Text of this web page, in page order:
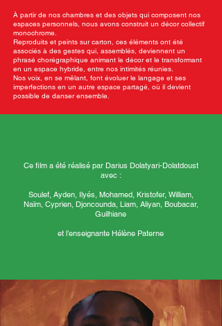
À partir de nos chambres et des objets qui composent nos
espaces personnels, nous avons construit un décor collectif
monochrome.
Reproduits et peints sur carton, ces éléments ont été
associés à des gestes qui, assemblés, deviennent un
phrasé chorégraphique animant le décor et le transformant
en un espace hybride, entre nos intimités réunies.
Nos voix, en se mêlant, font évoluer le langage et ses
imperfections en un autre espace partagé, où il devient
possible de danser ensemble.
Ce film a été réalisé par Darius Dolatyari-Dolatdoust
avec :
Soulef, Ayden, Ilyés, Mohamed, Kristofer, William,
Naïm, Cyprien, Djoncounda, Liam, Aliyan, Boubacar,
Guilhiane
et l’enseignante Hélène Paterne